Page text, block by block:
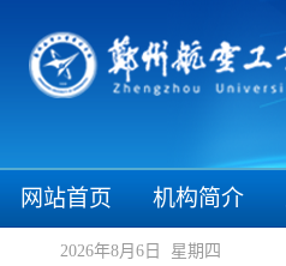
网站首页 机构简介
2026年8月6日 星期四